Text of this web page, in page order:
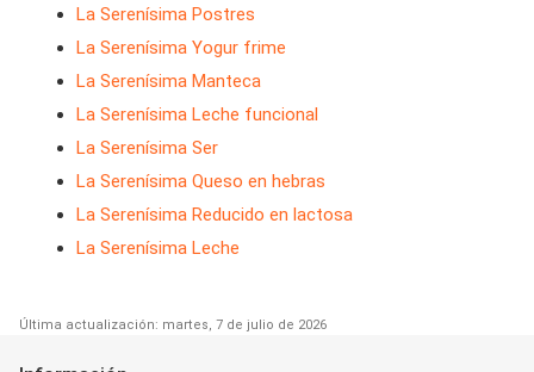
La Serenísima Postres
La Serenísima Yogur frime
La Serenísima Manteca
La Serenísima Leche funcional
La Serenísima Ser
La Serenísima Queso en hebras
La Serenísima Reducido en lactosa
La Serenísima Leche
Última actualización: martes, 7 de julio de 2026